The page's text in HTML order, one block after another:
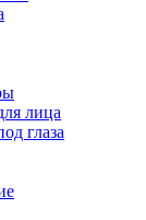
лица
глаза